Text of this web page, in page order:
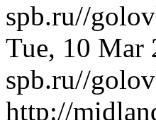
spb.ru//
Tue, 10 Mar
spb.ru//
http://